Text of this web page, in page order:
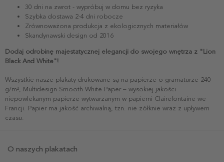
30 dni na zwrot - wypróbuj w domu bez ryzyka
Szybka dostawa 2-4 dni robocze
Zrównoważona produkcja z ekologicznych materiałów
Skandynawski design od 2016
Dodaj odrobinę majestatycznej elegancji do swojego wnętrza z "Lion
Black And White"!
Wszystkie nasze plakaty drukowane są na papierze o gramaturze 240
g/m², Multidesign Smooth White Paper – wysokiej jakości
niepowlekanym papierze wytwarzanym w papierni Clairefontaine we
Francji. Papier ma jakość archiwalną, tzn. nie żółknie wraz z upływem
czasu.
O naszych plakatach